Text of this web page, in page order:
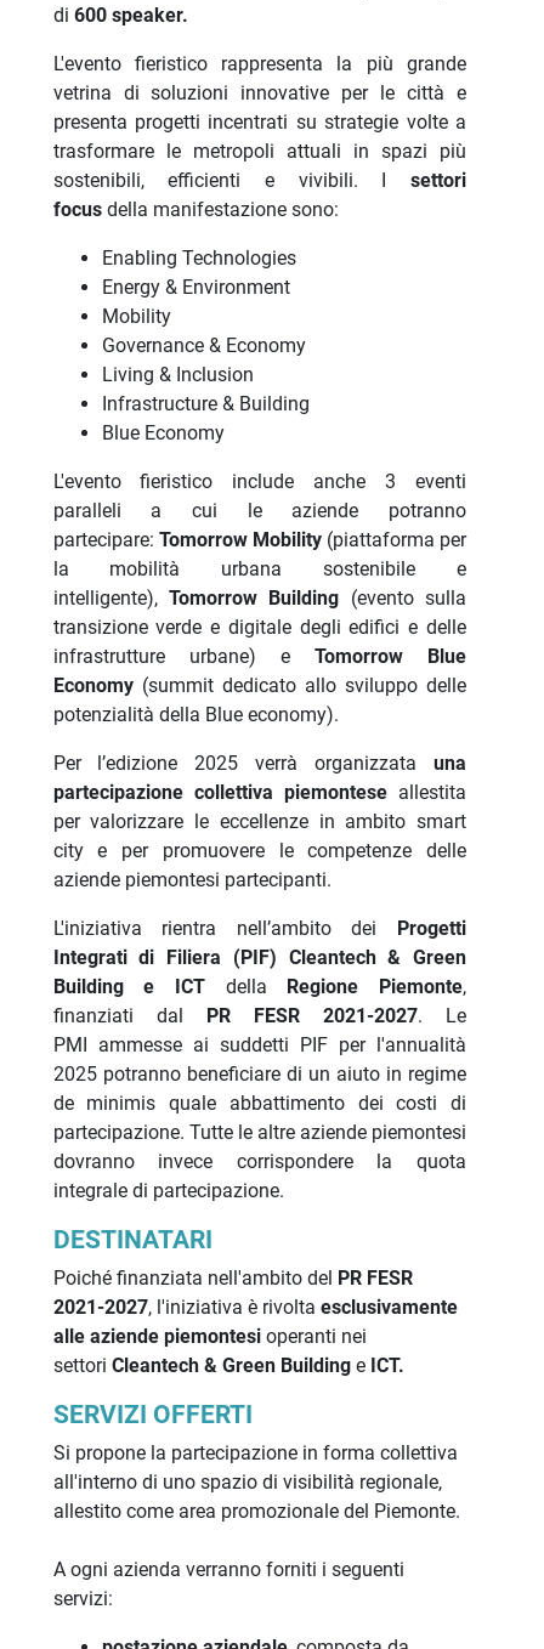
di 600 speaker.
L'evento fieristico rappresenta la più grande
vetrina di soluzioni innovative per le città e
presenta progetti incentrati su strategie volte a
trasformare le metropoli attuali in spazi più
sostenibili, efficienti e vivibili. I settori
focusdella manifestazione sono:
Enabling Technologies
Energy & Environment
Mobility
Governance & Economy
Living & Inclusion
Infrastructure & Building
Blue Economy
L'evento fieristico include anche 3 eventi
paralleli a cui le aziende potranno
partecipare: Tomorrow Mobility(piattaforma per
la mobilità urbana sostenibile e
intelligente), Tomorrow Building (evento sulla
transizione verde e digitale degli edifici e delle
infrastrutture urbane) e Tomorrow Blue
Economy(summit dedicato allo sviluppo delle
potenzialità della Blue economy).
Per l’edizione 2025 verrà organizzata una
partecipazione collettiva piemonteseallestita
per valorizzare le eccellenze in ambito smart
city e per promuovere le competenze delle
aziende piemontesi partecipanti.
L'iniziativa rientra nell’ambito dei
Progetti
Integrati di Filiera (PIF) Cleantech & Green
Building e ICT della Regione Piemonte,
finanziati dal
PR FESR 2021-2027.
Le
PMI ammesse ai suddetti PIF per l'annualità
2025 potranno beneficiare di un aiuto in regime
de minimis quale abbattimento dei costi di
partecipazione. Tutte le altre aziende piemontesi
dovranno invece corrispondere la quota
integrale di partecipazione.
DESTINATARI
Poiché finanziata nell'ambito del PR FESR
2021-2027, l'iniziativa è rivolta esclusivamente
alle aziende piemontesioperanti nei
settori Cleantech & Green Building e ICT.
SERVIZI OFFERTI
Si propone la partecipazione in forma collettiva
all'interno di uno spazio di visibilità regionale,
allestito come area promozionale del Piemonte.
A ogni azienda verranno forniti i seguenti
servizi: